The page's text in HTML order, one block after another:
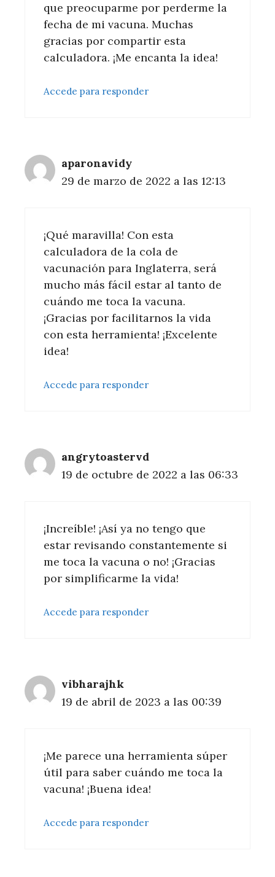
que preocuparme por perderme la
fecha de mi vacuna. Muchas
gracias por compartir esta
calculadora. ¡Me encanta la idea!
Accede para responder
aparonavidy
29 de marzo de 2022 a las 12:13
¡Qué maravilla! Con esta
calculadora de la cola de
vacunación para Inglaterra, será
mucho más fácil estar al tanto de
cuándo me toca la vacuna.
¡Gracias por facilitarnos la vida
con esta herramienta! ¡Excelente
idea!
Accede para responder
angrytoastervd
19 de octubre de 2022 a las 06:33
¡Increíble! ¡Así ya no tengo que
estar revisando constantemente si
me toca la vacuna o no! ¡Gracias
por simplificarme la vida!
Accede para responder
vibharajhk
19 de abril de 2023 a las 00:39
¡Me parece una herramienta súper
útil para saber cuándo me toca la
vacuna! ¡Buena idea!
Accede para responder